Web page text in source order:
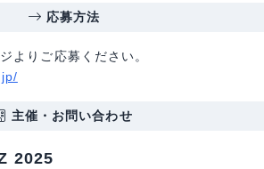
応募方法
よりご応募ください。
主催・お問い合わせ
2025